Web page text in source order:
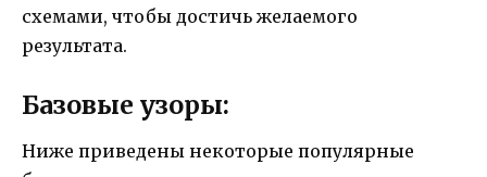
схемами, чтобы достичь желаемого
результата.
Базовые узоры:
Ниже приведены некоторые популярные